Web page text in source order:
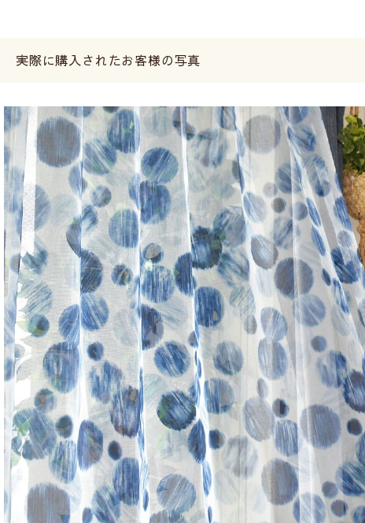
実際に購入されたお客様の写真